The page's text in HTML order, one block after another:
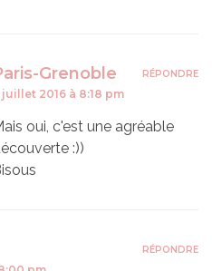
Grenoble
juillet 2016 à 8:18 pm
oui, c'est une agréable
:))
RÉPONDRE
RÉPONDRE